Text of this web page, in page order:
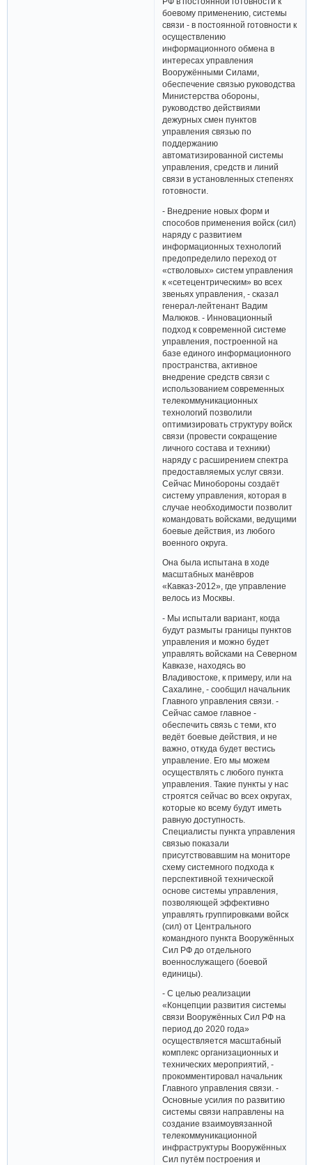
боевому применению, системы
связи - в постоянной готовности к
осуществлению
информационного обмена в
интересах управления
Вооружёнными Силами,
обеспечение связью руководства
Министерства обороны,
руководство действиями
дежурных смен пунктов
управления связью по
поддержанию
автоматизированной системы
управления, средств и линий
связи в установленных степенях
готовности.
- Внедрение новых форм и
способов применения войск (сил)
наряду с развитием
информационных технологий
предопределило переход от
«стволовых» систем управления
к «сетецентрическим» во всех
звеньях управления, - сказал
генерал-лейтенант Вадим
Малюков. - Инновационный
подход к современной системе
управления, построенной на
базе единого информационного
пространства, активное
внедрение средств связи с
использованием современных
телекоммуникационных
технологий позволили
оптимизировать структуру войск
связи (провести сокращение
личного состава и техники)
наряду с расширением спектра
предоставляемых услуг связи.
Сейчас Минобороны создаёт
систему управления, которая в
случае необходимости позволит
командовать войсками, ведущими
боевые действия, из любого
военного округа.
Она была испытана в ходе
масштабных манёвров
«Кавказ-2012», где управление
велось из Москвы.
- Мы испытали вариант, когда
будут размыты границы пунктов
управления и можно будет
управлять войсками на Северном
Кавказе, находясь во
Владивостоке, к примеру, или на
Сахалине, - сообщил начальник
Главного управления связи. -
Сейчас самое главное -
обеспечить связь с теми, кто
ведёт боевые действия, и не
важно, откуда будет вестись
управление. Его мы можем
осуществлять с любого пункта
управления. Такие пункты у нас
строятся сейчас во всех округах,
которые ко всему будут иметь
равную доступность.
Специалисты пункта управления
связью показали
присутствовавшим на мониторе
схему системного подхода к
перспективной технической
основе системы управления,
позволяющей эффективно
управлять группировками войск
(сил) от Центрального
командного пункта Вооружённых
Сил РФ до отдельного
военнослужащего (боевой
единицы).
- С целью реализации
«Концепции развития системы
связи Вооружённых Сил РФ на
период до 2020 года»
осуществляется масштабный
комплекс организационных и
технических мероприятий, -
прокомментировал начальник
Главного управления связи. -
Основные усилия по развитию
системы связи направлены на
создание взаимоувязанной
телекоммуникационной
инфраструктуры Вооружённых
Сил путём построения и